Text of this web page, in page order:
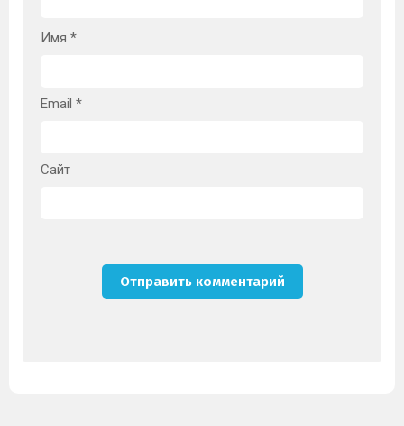
Имя *
Email *
Сайт